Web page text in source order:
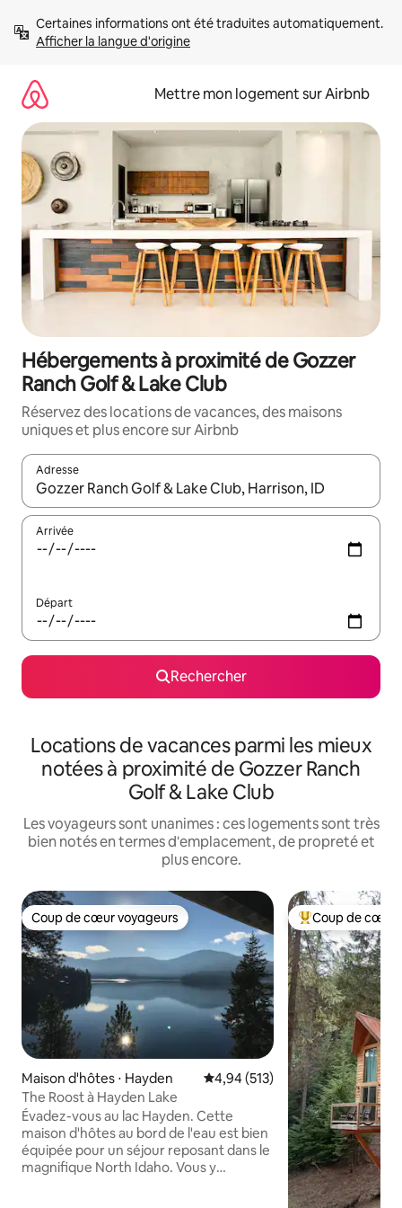
directement
Afficher la langue d'origine
Mettre mon logement sur Airbnb
Hébergements à proximité de Gozzer
Ranch Golf & Lake Club
Réservez des locations de vacances, des maisons
uniques et plus encore sur Airbnb
Adresse
Lorsque les résultats s'affichent, utilisez les flèches vers le
Arrivée
Départ
Rechercher
Locations de vacances parmi les mieux
notées à proximité de Gozzer Ranch
Golf & Lake Club
Les voyageurs sont unanimes : ces logements sont très
bien notés en termes d'emplacement, de propreté et
plus encore.
Coup de cœur voyageurs
Coup de cœur voyageurs
Maison d'hôtes ⋅ Hayden Évaluation moyenne sur la
4,94 (513)
The Roost à Hayden Lake
Évadez-vous au lac Hayden. Cette
maison d'hôtes au bord de l'eau est bien
équipée pour un séjour reposant dans le
magnifique North Idaho. Vous y
Coups de cœur
Coup de cœur